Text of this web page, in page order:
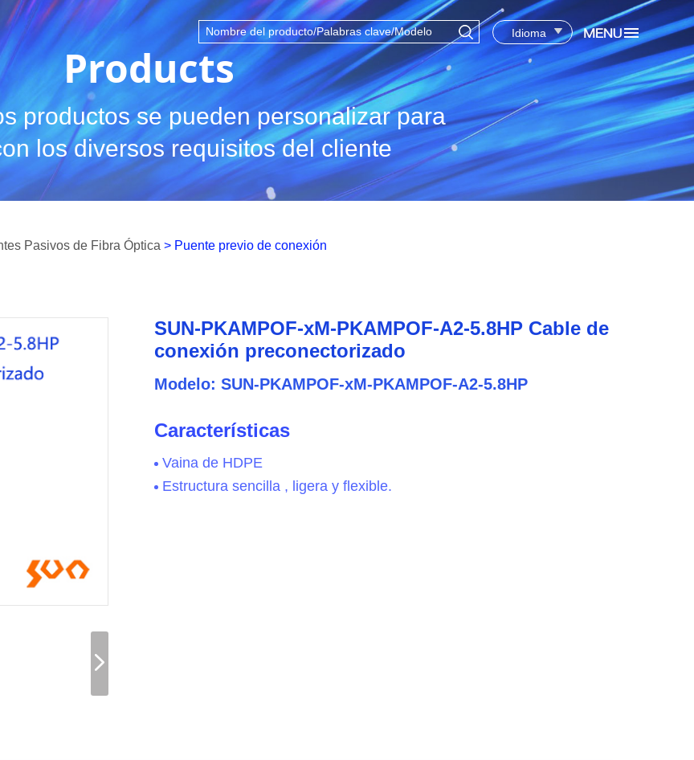
Idioma
Products
productos se pueden personalizar para
los diversos requisitos del cliente
Pasivos de Fibra Óptica > Puente previo de conexión
SUN-PKAMPOF-xM-PKAMPOF-A2-5.8HP Cable de
conexión preconectorizado
Modelo: SUN-PKAMPOF-xM-PKAMPOF-A2-5.8HP
Características
Vaina de HDPE
Estructura sencilla , ligera y flexible.